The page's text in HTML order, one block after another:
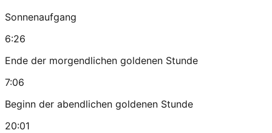
Sonnenaufgang
6:26
Ende der morgendlichen goldenen Stunde
7:06
Beginn der abendlichen goldenen Stunde
20:01